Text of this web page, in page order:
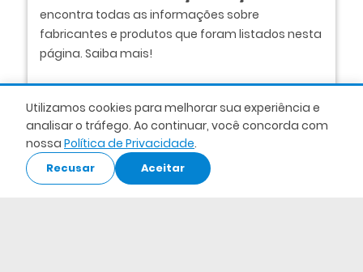
encontra todas as informações sobre
fabricantes e produtos que foram listados nesta
página. Saiba mais!
App Saiba mais
Utilizamos cookies para melhorar sua experiência e
analisar o tráfego. Ao continuar, você concorda com
nossa Política de Privacidade.
Recusar Aceitar